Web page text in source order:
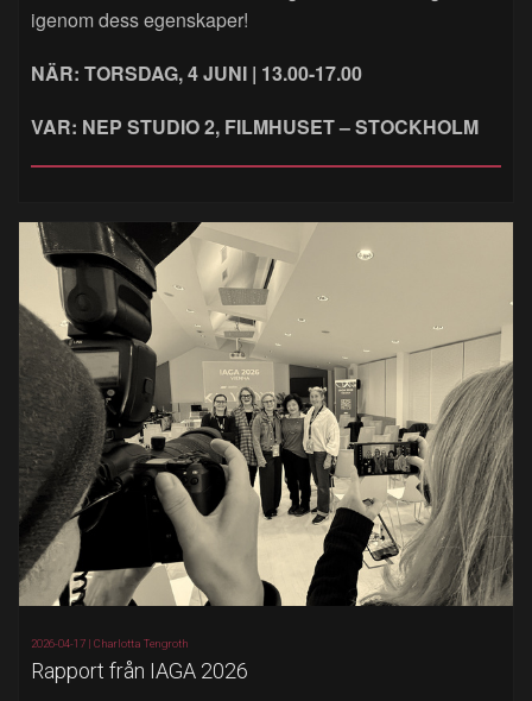
igenom dess egenskaper!
NÄR: TORSDAG, 4 JUNI | 13.00-17.00
VAR: NEP STUDIO 2, FILMHUSET – STOCKHOLM
2026-04-17 | Charlotta Tengroth
Rapport från IAGA 2026